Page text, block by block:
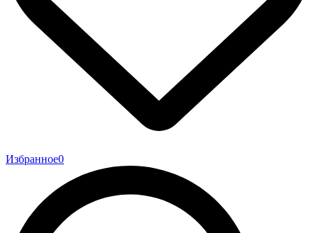
Избранное0